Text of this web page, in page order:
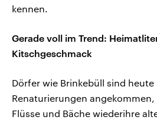
kennen.
Gerade voll im Trend:
Kitschgeschmack
Dörfer wie Brinkebüll sind
Renaturierungen
Flüsse und Bäche wiederihre